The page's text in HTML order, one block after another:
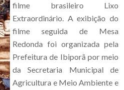
filme brasileiro Lixo
Extraordinário. A exibição do
filme seguida de Mesa
Redonda foi organizada pela
Prefeitura de Ibiporã por meio
da Secretaria Municipal de
Agricultura e Meio Ambiente e